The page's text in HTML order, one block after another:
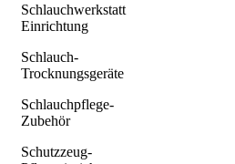
Schlauchwerkstatt
Einrichtung
Schlauch-
Trocknungsgeräte
Schlauchpflege-
Zubehör
Schutzzeug-